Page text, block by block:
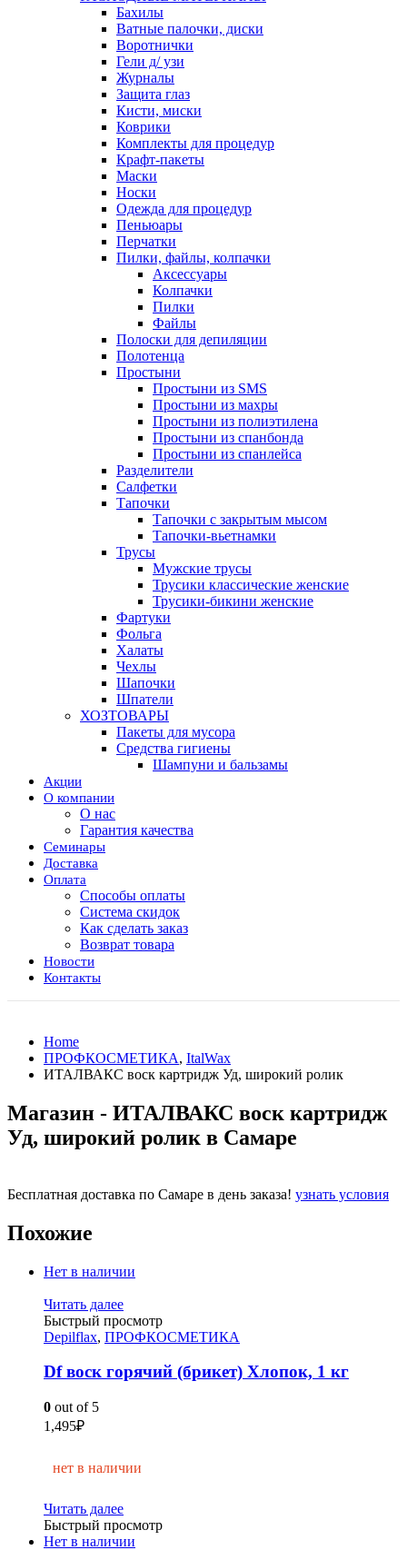
Бахилы
Ватные палочки, диски
Воротнички
Гели д/ узи
Журналы
Защита глаз
Кисти, миски
Коврики
Комплекты для процедур
Крафт-пакеты
Маски
Носки
Одежда для процедур
Пеньюары
Перчатки
Пилки, файлы, колпачки
Аксессуары
Колпачки
Пилки
Файлы
Полоски для депиляции
Полотенца
Простыни
Простыни из SMS
Простыни из махры
Простыни из полиэтилена
Простыни из спанбонда
Простыни из спанлейса
Разделители
Салфетки
Тапочки
Тапочки с закрытым мысом
Тапочки-вьетнамки
Трусы
Мужские трусы
Трусики классические женские
Трусики-бикини женские
Фартуки
Фольга
Халаты
Чехлы
Шапочки
Шпатели
ХОЗТОВАРЫ
Пакеты для мусора
Средства гигиены
Шампуни и бальзамы
Акции
О компании
О нас
Гарантия качества
Семинары
Доставка
Оплата
Способы оплаты
Система скидок
Как сделать заказ
Возврат товара
Новости
Контакты
Home
ПРОФКОСМЕТИКА, ItalWax
ИТАЛВАКС воск картридж Уд, широкий ролик
Магазин - ИТАЛВАКС воск картридж
Уд, широкий ролик в Самаре
Бесплатная доставка по Самаре в день заказа! узнать условия
Похожие
Нет в наличии
Читать далее
Быстрый просмотр
Depilflax, ПРОФКОСМЕТИКА
Df воск горячий (брикет) Хлопок, 1 кг
0 out of 5
1,495₽
нет в наличии
Читать далее
Быстрый просмотр
Нет в наличии